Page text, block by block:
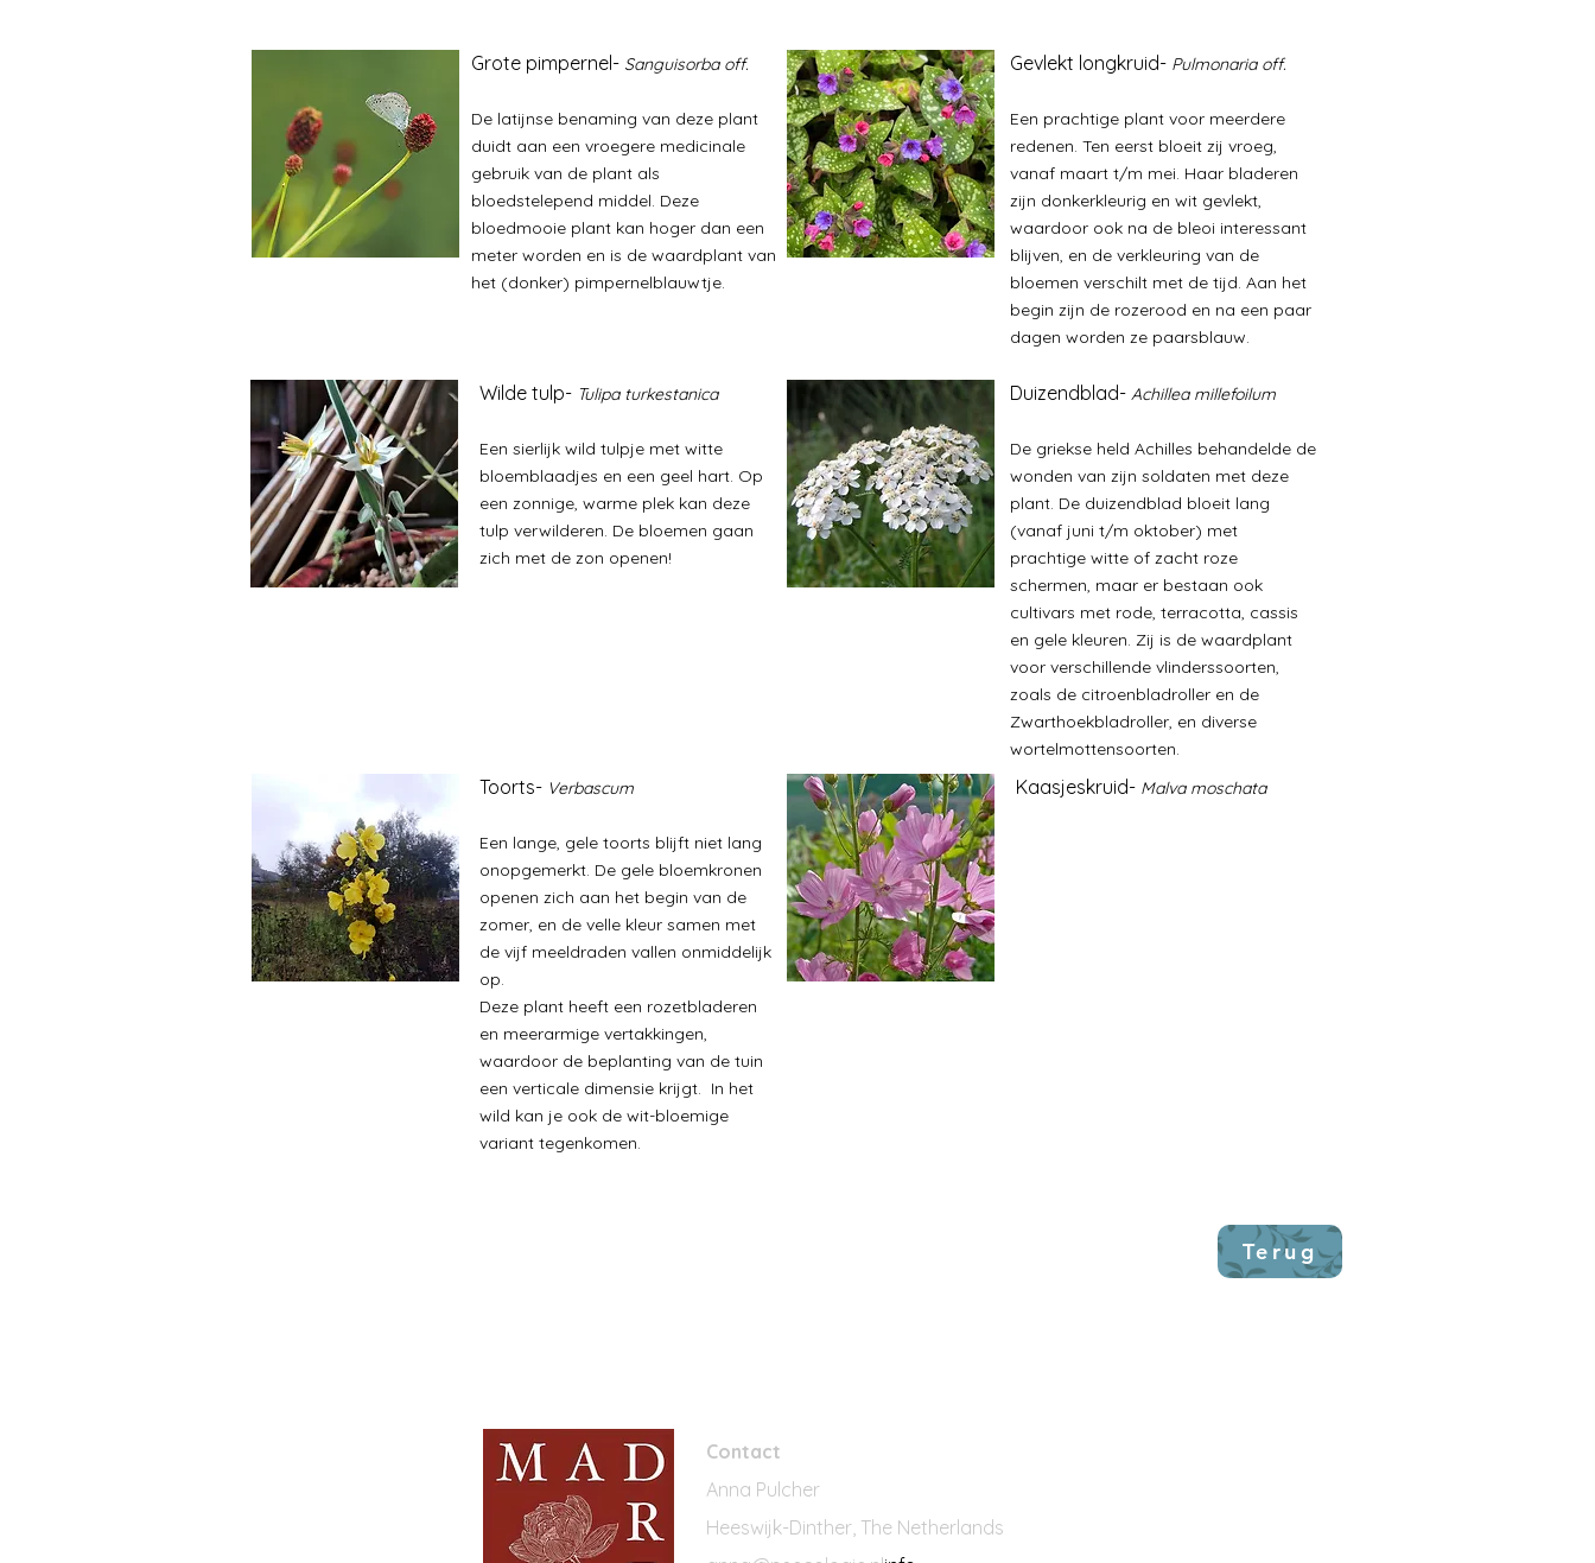
Grote pimpernel- Sanguisorba off.
De latijnse benaming van deze plant
duidt aan een vroegere medicinale
gebruik van de plant als
bloedstelepend middel. Deze
bloedmooie plant kan hoger dan een
meter worden en is de waardplant van
het (donker) pimpernelblauwtje.
Gevlekt longkruid- Pulmonaria off.
Een prachtige plant voor meerdere
redenen. Ten eerst bloeit zij vroeg,
vanaf maart t/m mei. Haar bladeren
zijn donkerkleurig en wit gevlekt,
waardoor ook na de bleoi interessant
blijven, en de verkleuring van de
bloemen verschilt met de tijd. Aan het
begin zijn de rozerood en na een paar
dagen worden ze paarsblauw.
Wilde tulp- Tulipa turkestanica
Een sierlijk wild tulpje met witte
bloemblaadjes en een geel hart. Op
een zonnige, warme plek kan deze
tulp verwilderen. De bloemen gaan
zich met de zon openen!
Duizendblad- Achillea millefoilum
De griekse held Achilles behandelde de
wonden van zijn soldaten met deze
plant. De duizendblad bloeit lang
(vanaf juni t/m oktober) met
prachtige witte of zacht roze
schermen, maar er bestaan ook
cultivars met rode, terracotta, cassis
en gele kleuren. Zij is de waardplant
voor verschillende vlinderssoorten,
zoals de citroenbladroller en de
Zwarthoekbladroller, en diverse
wortelmottensoorten.
Toorts- Verbascum
Een lange, gele toorts blijft niet lang
onopgemerkt. De gele bloemkronen
openen zich aan het begin van de
zomer, en de velle kleur samen met
de vijf meeldraden vallen onmiddelijk
op.
Deze plant heeft een rozetbladeren
en meerarmige vertakkingen,
waardoor de beplanting van de tuin
een verticale dimensie krijgt. In het
wild kan je ook de wit-bloemige
variant tegenkomen.
Kaasjeskruid- Malva moschata
Terug
Contact
Anna Pulcher
Heeswijk-Dinther, The Netherlands